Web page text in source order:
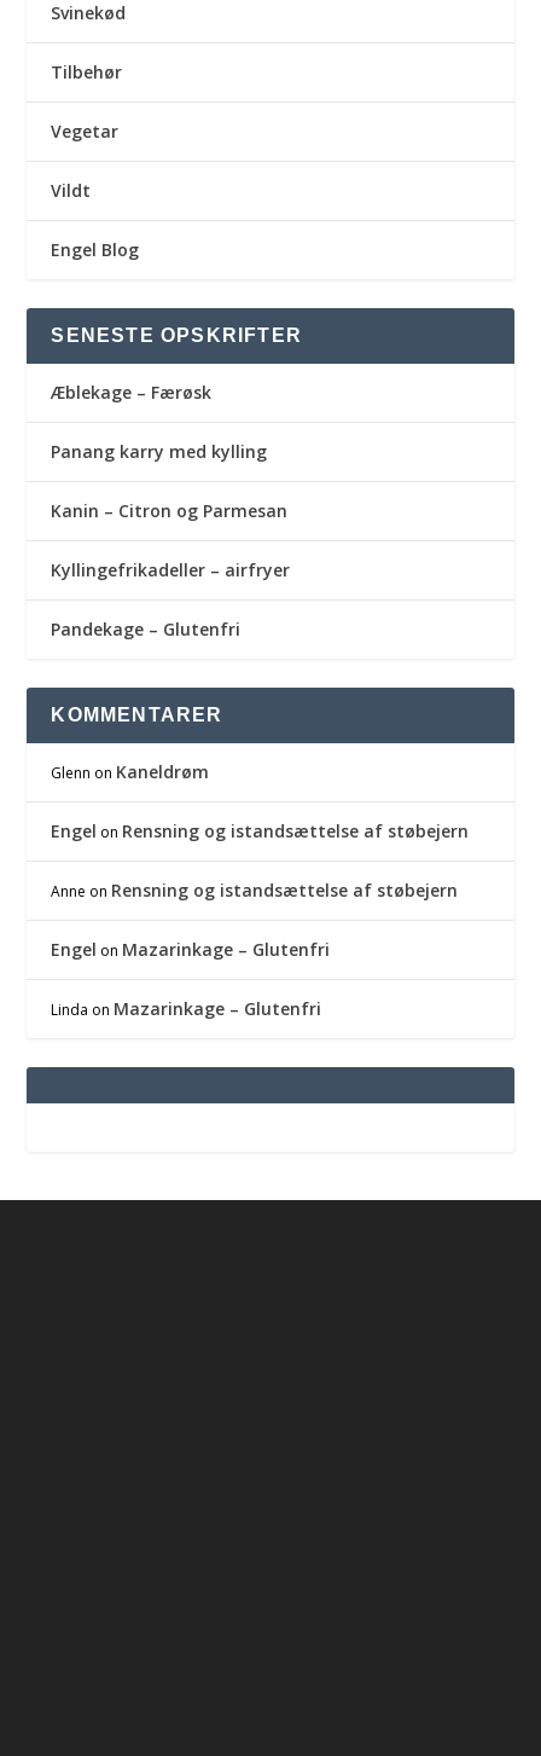
Svinekød
Tilbehør
Vegetar
Vildt
Engel Blog
SENESTE OPSKRIFTER
Æblekage – Færøsk
Panang karry med kylling
Kanin – Citron og Parmesan
Kyllingefrikadeller – airfryer
Pandekage – Glutenfri
KOMMENTARER
Glenn on Kaneldrøm
Engel on Rensning og istandsættelse af støbejern
Anne on Rensning og istandsættelse af støbejern
Engel on Mazarinkage – Glutenfri
Linda on Mazarinkage – Glutenfri